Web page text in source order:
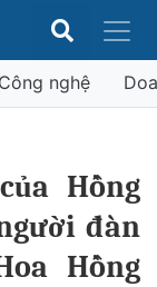
nghệ
Hồng
đàn
Hồng